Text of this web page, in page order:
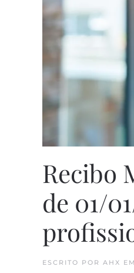
Recibo
de 01/
ESCRITO POR AHX